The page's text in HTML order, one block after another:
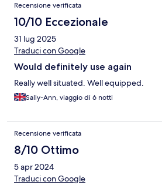
Recensione verificata
10/10 Eccezionale
31 lug 2025
Traduci con Google
Would definitely use again
Really well situated. Well equipped.
Sally-Ann, viaggio di 6 notti
Recensione verificata
8/10 Ottimo
5 apr 2024
Traduci con Google